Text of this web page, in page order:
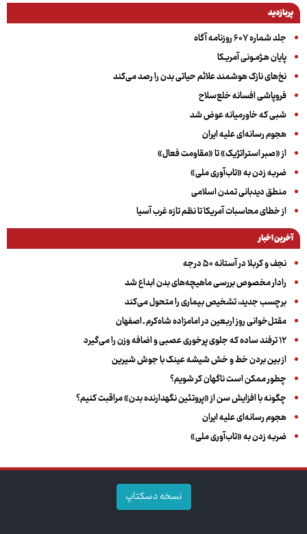
پربازدید
جلد شماره ۶۰۷ روزنامه آگاه
پایان هـژمـونی آمریـکا
نخ‌های نازک هوشمند علائم حیاتی بدن را رصد می‌کند
فروپاشی افسانه خلع‌سلاح
شبی که خاورمیانه عوض شد
هجوم رسانه‌ای علیه ایران
از «صبر استراتژیک» تا «مقاومت فعال»
ضربه زدن به «تاب‌آوری ملی»
منطق دیدبانی تمدن اسلامی
از خطای محاسبات آمریکا تا نظم تازه غرب آسیا
آخرین اخبار
نجف و کربلا در آستانه ۵۰ درجه
رادار مخصوص بررسی ماهیچه‌های بدن ابداع شد
برچسب جدید، تشخیص بیماری را متحول می‌کند
مقتل‌خوانی روز اربعین در امامزاده شاه‌کرم ـ اصفهان
۱۲ ترفند ساده که جلوی پرخوری عصبی و اضافه ‌وزن را می‌گیرد
از بین بردن خط و خش شیشه عینک با جوش شیرین
چطور ممکن است ناگهان کر شویم؟
چگونه با افزایش سن از «پروتئین نگهدارنده بدن» مراقبت کنیم؟
هجوم رسانه‌ای علیه ایران
ضربه زدن به «تاب‌آوری ملی»
نسخه دسکتاپ